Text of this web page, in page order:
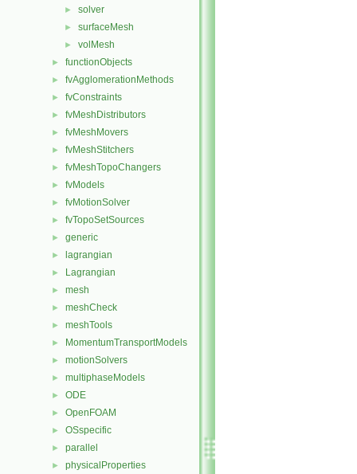
► solver
► surfaceMesh
► volMesh
► functionObjects
► fvAgglomerationMethods
► fvConstraints
► fvMeshDistributors
► fvMeshMovers
► fvMeshStitchers
► fvMeshTopoChangers
► fvModels
► fvMotionSolver
► fvTopoSetSources
► generic
► lagrangian
► Lagrangian
► mesh
► meshCheck
► meshTools
► MomentumTransportModels
► motionSolvers
► multiphaseModels
► ODE
► OpenFOAM
► OSspecific
► parallel
► physicalProperties